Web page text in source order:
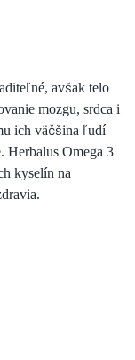
avšak telo
mozgu, srdca i
ich väčšina ľudí
Herbalus Omega 3
kyselín na